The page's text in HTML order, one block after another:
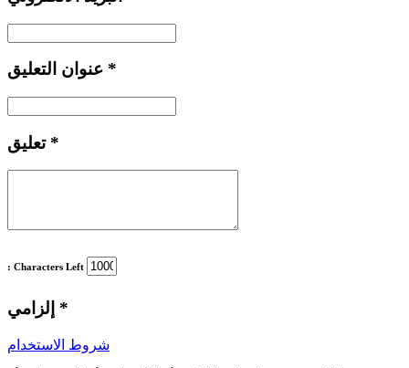
*
تعليق *
: Characters Left
*
شروط الاستخدام